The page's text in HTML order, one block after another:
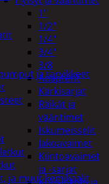
1"
1/2"
1/4"
3/4"
3/8
Adapterit
Kärkisarjat
Räikät ja
vääntimet
Iskumeisselit
Jakoavaimet
Kiintoavaimet
ja -sarjat
ja tarvikkeet
ja muut kemikaalit